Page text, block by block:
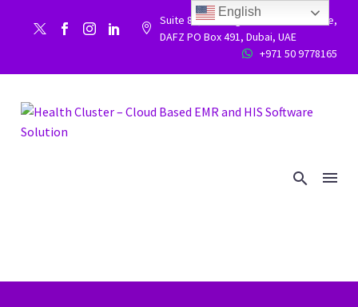


Suite 86, Building 9WC 523 West side,
DAFZ PO Box 491, Dubai, UAE

 +971 50 9778165
English